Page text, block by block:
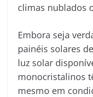
climas nublados
Embora seja
painéis solares
luz solar
monocristalinos
mesmo em